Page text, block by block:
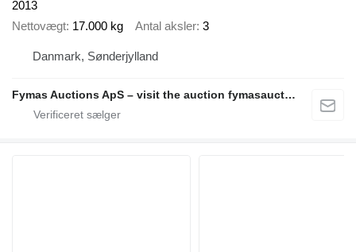
2013
Nettovægt 17.000 kg Antal aksler 3
Danmark, Sønderjylland
Fymas Auctions ApS – visit the auction fymasauctions.dk